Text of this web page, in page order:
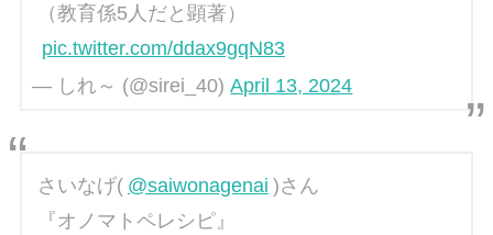
（教育係5人だと顕著）
pic.twitter.com/ddax9gqN83
— しれ～ (@sirei_40)April 13, 2024
さいなげ( @saiwonagenai )さん
『オノマトペレシピ』